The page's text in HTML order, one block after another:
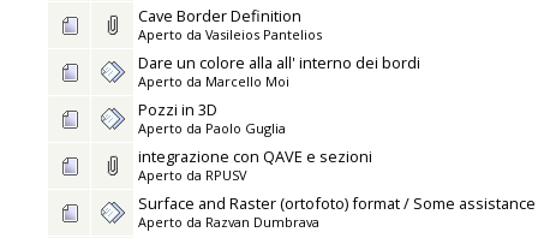
Cave Border Definition
Aperto da Vasileios Pantelios
Dare un colore alla all' interno dei bordi
Aperto da Marcello Moi
Pozzi in 3D
Aperto da Paolo Guglia
integrazione con QAVE e sezioni
Aperto da RPUSV
Surface and Raster (ortofoto) format / Some
Aperto da Razvan Dumbrava